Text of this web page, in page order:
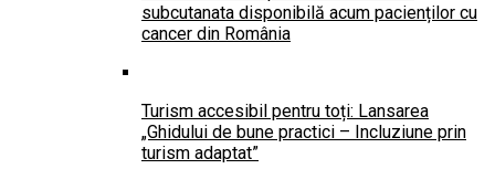
subcutanata disponibilă acum pacienților cu
cancer din România
Turism accesibil pentru toți: Lansarea
„Ghidului de bune practici – Incluziune prin
turism adaptat”